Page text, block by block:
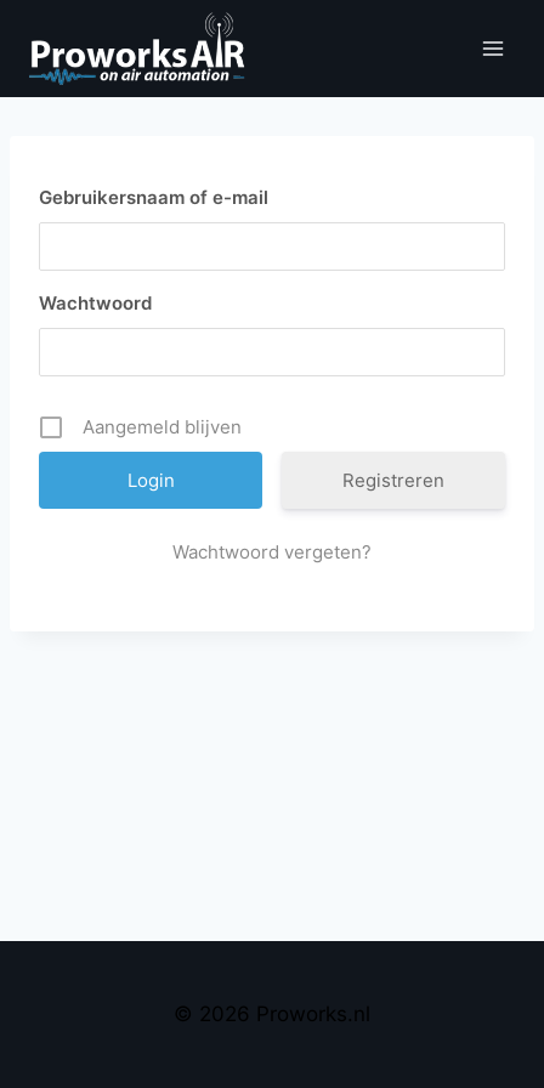
naar
inhoud
Gebruikersnaam of e-mail
Wachtwoord
Aangemeld blijven
Registreren
Wachtwoord vergeten?
© 2026 Proworks.nl